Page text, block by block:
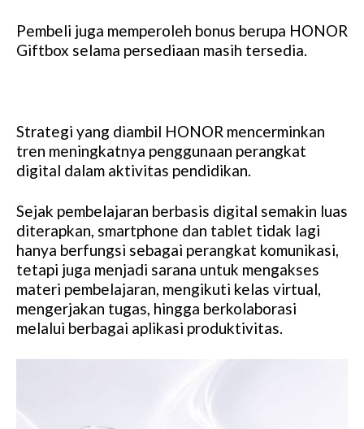
Pembeli juga memperoleh bonus berupa HONOR
Giftbox selama persediaan masih tersedia.
Strategi yang diambil HONOR mencerminkan
tren meningkatnya penggunaan perangkat
digital dalam aktivitas pendidikan.
Sejak pembelajaran berbasis digital semakin luas
diterapkan, smartphone dan tablet tidak lagi
hanya berfungsi sebagai perangkat komunikasi,
tetapi juga menjadi sarana untuk mengakses
materi pembelajaran, mengikuti kelas virtual,
mengerjakan tugas, hingga berkolaborasi
melalui berbagai aplikasi produktivitas.